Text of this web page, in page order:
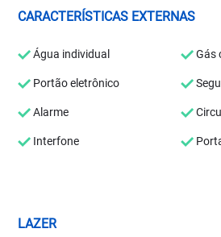
CARACTERÍSTICAS EXTERNAS
Água individual Gás
Portão eletrônico
Alarme
Interfone
LAZER